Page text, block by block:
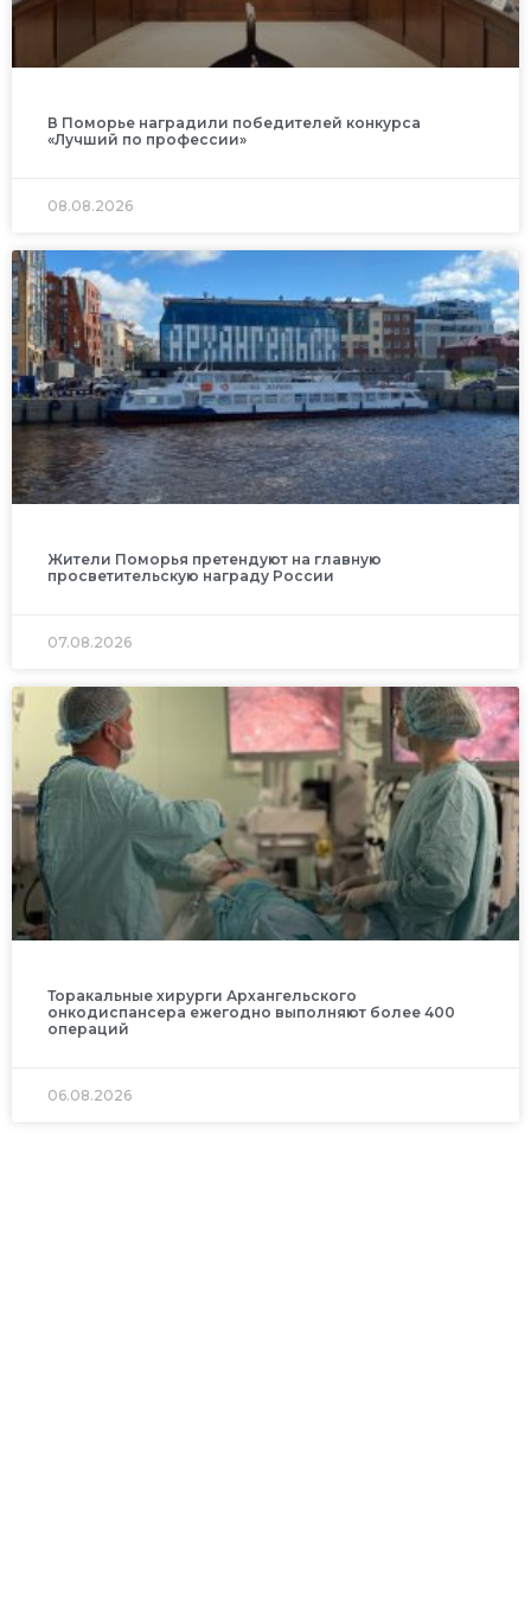
В Поморье наградили победителей конкурса
«Лучший по профессии»
08.08.2026
Жители Поморья претендуют на главную
просветительскую награду России
07.08.2026
Торакальные хирурги Архангельского
онкодиспансера ежегодно выполняют более 400
операций
06.08.2026